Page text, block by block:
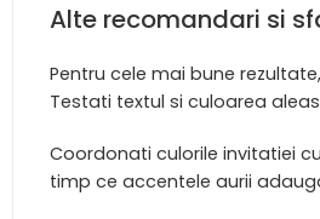
Alte recomandari si
Pentru cele mai bune
Testati textul si culoarea
Coordonati culorile invitatiei
timp ce accentele aurii